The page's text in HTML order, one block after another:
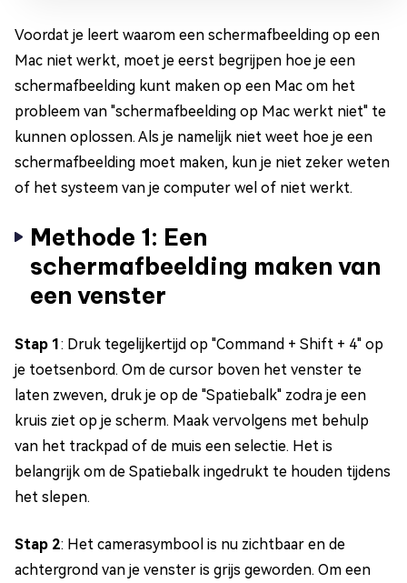
Voordat je leert waarom een schermafbeelding op een
Mac niet werkt, moet je eerst begrijpen hoe je een
schermafbeelding kunt maken op een Mac om het
probleem van "schermafbeelding op Mac werkt niet" te
kunnen oplossen. Als je namelijk niet weet hoe je een
schermafbeelding moet maken, kun je niet zeker weten
of het systeem van je computer wel of niet werkt.
Methode 1: Een
schermafbeelding maken van
een venster
Stap 1: Druk tegelijkertijd op "Command + Shift + 4" op
je toetsenbord. Om de cursor boven het venster te
laten zweven, druk je op de "Spatiebalk" zodra je een
kruis ziet op je scherm. Maak vervolgens met behulp
van het trackpad of de muis een selectie. Het is
belangrijk om de Spatiebalk ingedrukt te houden tijdens
het slepen.
Stap 2: Het camerasymbool is nu zichtbaar en de
achtergrond van je venster is grijs geworden. Om een